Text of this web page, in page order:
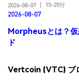
2026-08-07
15-20分
2026-08-07
Morpheusとは？
ド
Vertcoin (VTC) ブ